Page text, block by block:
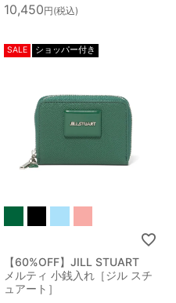
10,450 税込
SALE ショッパー付き
【60%OFF】JILL STUART
メルティ 小銭入れ［ジル スチ
ュアート］